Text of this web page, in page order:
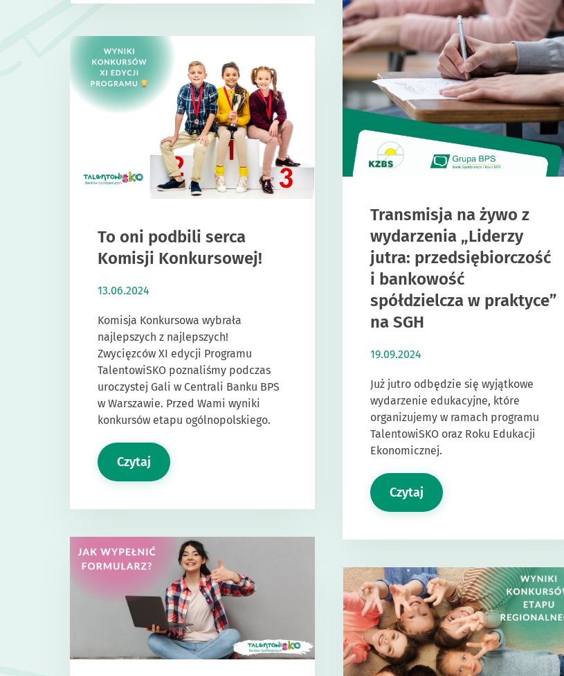
Transmisja na żywo z
wydarzenia „Liderzy
jutra: przedsiębiorczość
i bankowość
spółdzielcza w praktyce”
na SGH
19.09.2024
Już jutro odbędzie się wyjątkowe
wydarzenie edukacyjne, które
organizujemy w ramach programu
TalentowiSKO oraz Roku Edukacji
Ekonomicznej.
Czytaj
To oni podbili serca
Komisji Konkursowej!
13.06.2024
Komisja Konkursowa wybrała
najlepszych z najlepszych!
Zwycięzców XI edycji Programu
TalentowiSKO poznaliśmy podczas
uroczystej Gali w Centrali Banku BPS
w Warszawie. Przed Wami wyniki
konkursów etapu ogólnopolskiego.
Czytaj